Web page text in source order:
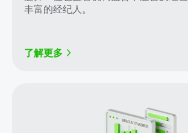
丰富的经纪人。
了解更多